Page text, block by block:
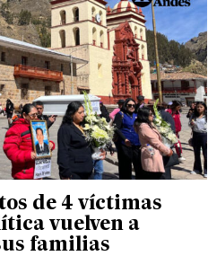
de 4 víctimas
vuelven a
familias